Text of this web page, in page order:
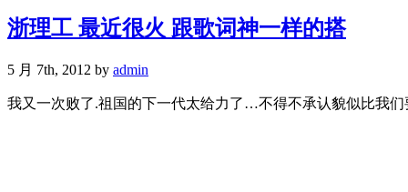
浙理工 最近很火 跟歌词神一样的搭
5 月 7th, 2012 by admin
我又一次败了.祖国的下一代太给力了…不得不承认貌似比我们